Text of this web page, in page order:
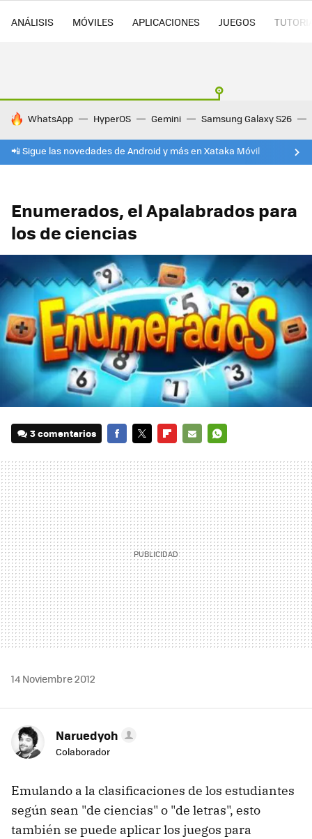
ANÁLISIS MÓVILES APLICACIONES JUEGOS
HOY SE HABLA DE
WhatsApp HyperOS Gemini Samsung Galaxy S26
📲 Sigue las novedades de Android y más en Xataka Móvil
Enumerados, el Apalabrados para
los de ciencias
3 comentarios
MAIL
14 Noviembre 2012
Naruedyoh
Colaborador
Emulando a la clasificaciones de los estudiantes
según sean "de ciencias" o "de letras", esto
también se puede aplicar los juegos para